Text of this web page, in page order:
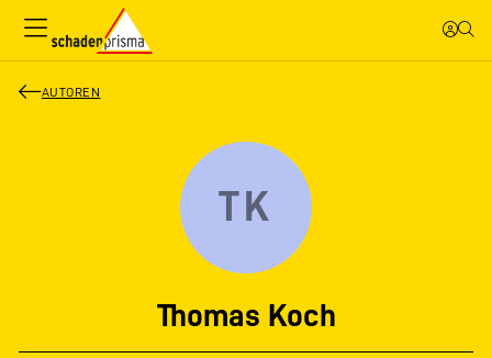
AUTOREN
TK
Thomas Koch